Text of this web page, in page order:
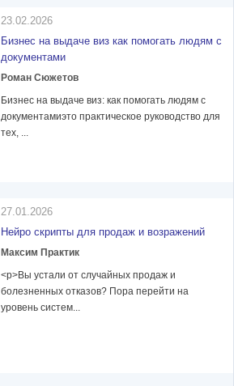
23.02.2026
Бизнес на выдаче виз как помогать людям с
документами
Роман Сюжетов
Бизнес на выдаче виз: как помогать людям с
документамиэто практическое руководство для
тех, ...
27.01.2026
Нейро скрипты для продаж и возражений
Максим Практик
<p>Вы устали от случайных продаж и
болезненных отказов? Пора перейти на
уровень систем...